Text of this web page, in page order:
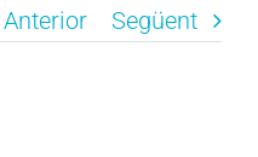
Anterior Següent